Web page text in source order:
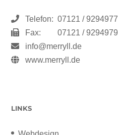
Telefon: 07121 / 9294977
Fax:
07121 / 9294979
info@merryll.de
www.merryll.de
LINKS